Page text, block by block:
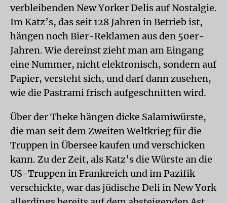
verbleibenden New Yorker Delis auf Nostalgie.
Im Katz’s, das seit 128 Jahren in Betrieb ist,
hängen noch Bier-Reklamen aus den 50er-
Jahren. Wie dereinst zieht man am Eingang
eine Nummer, nicht elektronisch, sondern auf
Papier, versteht sich, und darf dann zusehen,
wie die Pastrami frisch aufgeschnitten wird.
Über der Theke hängen dicke Salamiwürste,
die man seit dem Zweiten Weltkrieg für die
Truppen in Übersee kaufen und verschicken
kann. Zu der Zeit, als Katz’s die Würste an die
US-Truppen in Frankreich und im Pazifik
verschickte, war das jüdische Deli in New York